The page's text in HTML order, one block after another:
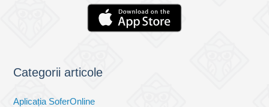
Categorii articole
Aplicația SoferOnline